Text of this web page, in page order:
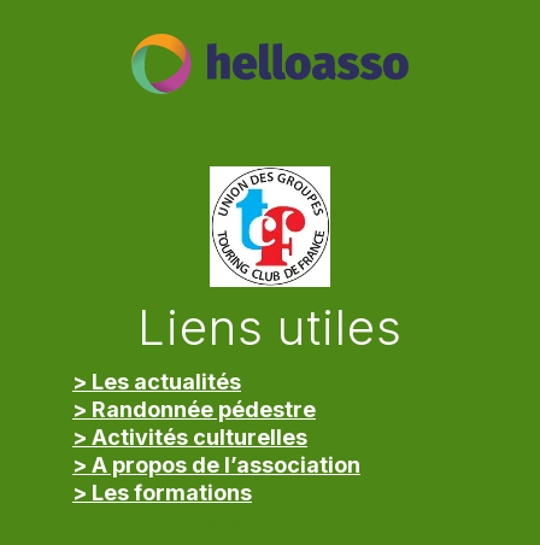
Liens utiles
> Les actualités
> Randonnée pédestre
> Activités culturelles
> A propos de l’association
> Les formations